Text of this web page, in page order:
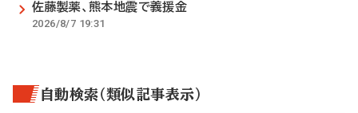
佐藤製薬、熊本地震で義援金
2026/8/7 19:31
自動検索（類似記事表示）